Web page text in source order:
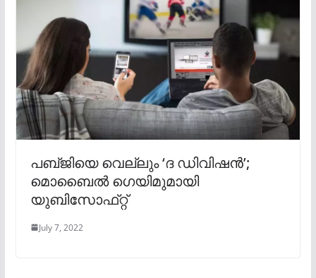
പബ്​​ജിയെ വെല്ലും ‘ദ ഡിവിഷൻ’;
മൊബൈൽ ഗെയിമുമായി
യുബിസോഫ്​റ്റ്​
July 7, 2022